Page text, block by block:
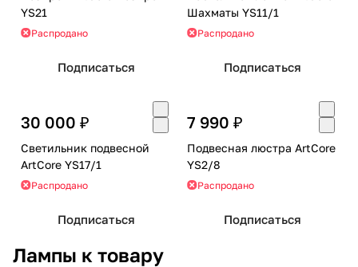
YS21
Распродано
Подписаться
Шахматы YS11/1
Распродано
Подписаться
30 000 ₽
Светильник подвесной
ArtCore YS17/1
Распродано
Подписаться
7 990 ₽
Подвесная люстра ArtCore
YS2/8
Распродано
Подписаться
Лампы к товару